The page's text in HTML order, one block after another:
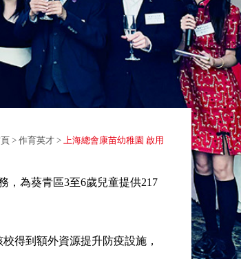
> 作育英才 > 上海總會康苗幼稚園 啟用
，為葵青區3至6歲兒童提供217
得到額外資源提升防疫設施，